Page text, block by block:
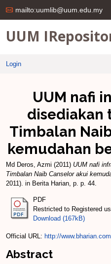
mailto:uumlib@uum.edu.my
UUM
Login
UUM nafi
disediakan
Timbalan
kemudahan
Md Deros, Azmi (2011) UUM nafi
Timbalan Naib Canselor akui
2011). in Berita Harian, p. p. 44.
PDF
Restricted to Registered
Download (167kB)
Official URL: http://
Abstract